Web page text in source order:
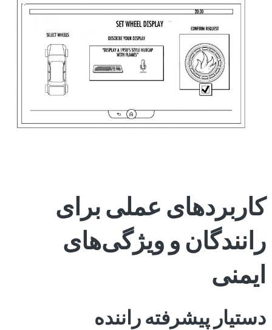
کاربردهای عملی برای
رانندگان و ویژگی‌های
ایمنی
دستیار پیشرفته راننده